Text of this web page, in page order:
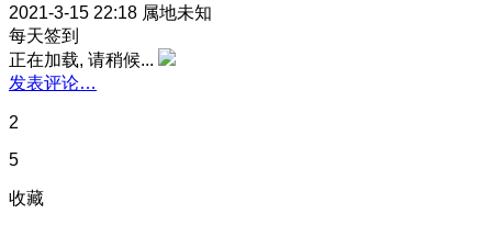
2021-3-15 22:18 属地未知
每天签到
正在加载, 请稍候...
发表评论…
2
5
收藏